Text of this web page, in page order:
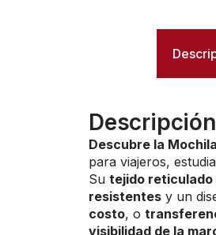
Descripción
Descubre la
para viajeros,
Su tejido reticulado
resistentes y un
costo, o
visibilidad de la